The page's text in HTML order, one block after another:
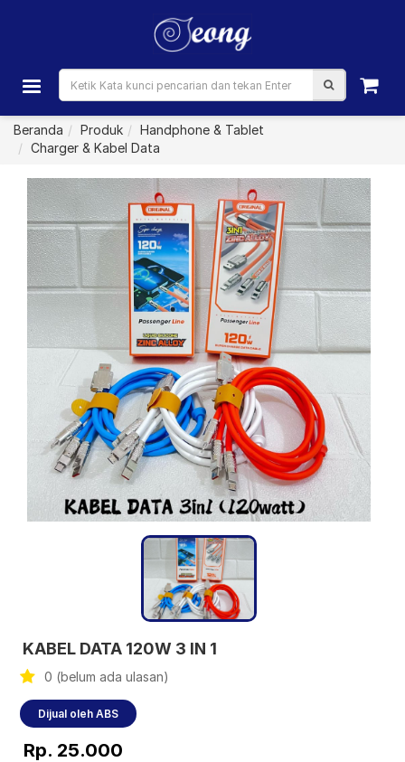
Beranda Produk
Handphone & Tablet
Charger & Kabel Data
KABEL DATA 120W 3 IN 1
0 (belum ada ulasan)
Dijual oleh ABS
Rp. 25.000